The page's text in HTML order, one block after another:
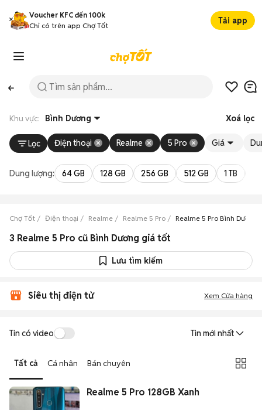
Voucher KFC đến 100k
Chỉ có trên app Chợ Tốt
Tải app
Khu vực: Bình Dương Xoá lọc
Lọc Điện thoại Realme 5 Pro Giá
Dung lượng: 64 GB 128 GB 256 GB 512 GB 1 TB
Chợ Tốt Điện thoại Realme Realme 5 Pro Realme 5 Pro Bình Dương
3 Realme 5 Pro cũ Bình Dương giá tốt
Lưu tìm kiếm
Siêu thị điện tử Xem Cửa hàng
Tin có video Tin mới nhất
Tất cả Cá nhân Bán chuyên
Realme 5 Pro 128GB Xanh